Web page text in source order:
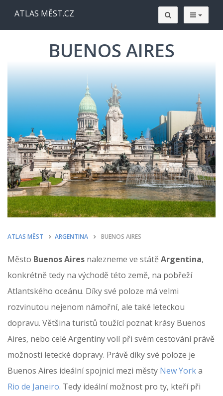
ATLAS MĚST.CZ
BUENOS AIRES
ATLAS MĚST ARGENTINA BUENOS AIRES
Město Buenos Aires nalezneme ve státě Argentina,
konkrétně tedy na východě této země, na pobřeží
Atlantského oceánu. Díky své poloze má velmi
rozvinutou nejenom námořní, ale také leteckou
dopravu. Většina turistů toužící poznat krásy Buenos
Aires, nebo celé Argentiny volí při svém cestování právě
možnosti letecké dopravy. Právě díky své poloze je
Buenos Aires ideální spojnicí mezi městy New Yorka
Rio de Janeiro. Tedy ideální možnost pro ty, kteří při